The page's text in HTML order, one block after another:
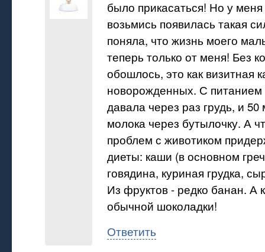
было прикасаться! Но у меня
возьмись появилась такая
поняла, что жизнь моего
теперь только от меня! Без
обошлось, это как визитная
новорожденных. С питанием
давала через раз грудь, и 50
молока через бутылочку. А
проблем с животиком
диеты: каши (в основном
говядина, куриная грудка,
Из фруктов - редко банан. А
обычной шоколадки!
Ответить